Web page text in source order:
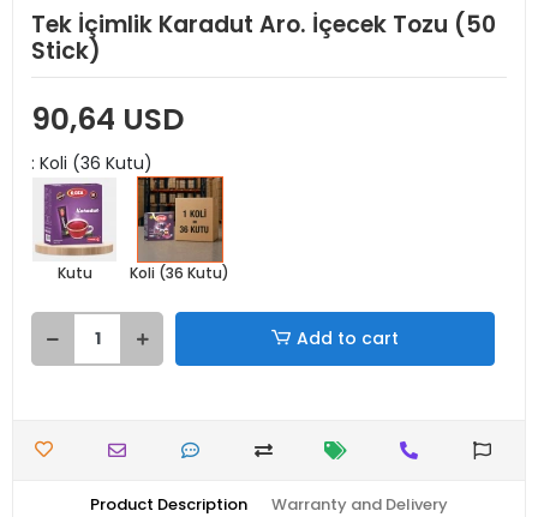
Tek İçimlik Karadut Aro. İçecek Tozu (50
Stick)
90,64 USD
: Koli (36 Kutu)
Kutu Koli (36 Kutu)
Add to cart
Product Description Warranty and Delivery